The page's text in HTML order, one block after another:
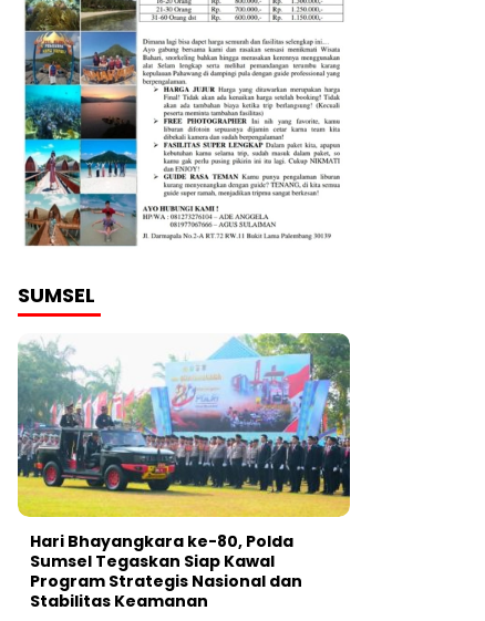
SUMSEL
Hari Bhayangkara ke-80, Polda
Sumsel Tegaskan Siap Kawal
Program Strategis Nasional dan
Stabilitas Keamanan ‎